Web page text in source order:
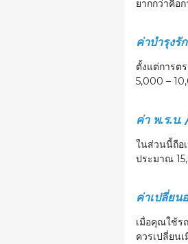
ยากกว่าคือ
ค่าบำรุงรั
ตั้งแต่การต
5,000 –
ค่า พ.ร.บ
ในส่วนนี้ถือ
ประมาณ
ค่าเปลี่ยน
เมื่อคุณใช้ร
ควรเปลี่ยน